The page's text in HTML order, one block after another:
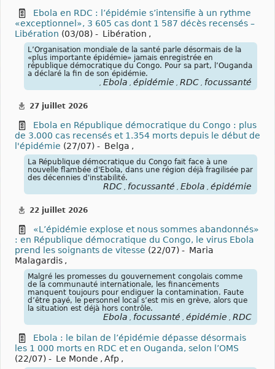
Ebola en RDC : l’épidémie s’intensifie à un rythme
«exceptionnel», 3 605 cas dont 1 587 décès recensés –
Libération (03/08) - Libération ,
L’Organisation mondiale de la santé parle désormais de la
«plus importante épidémie» jamais enregistrée en
république démocratique du Congo. Pour sa part, l’Ouganda
a déclaré la fin de son épidémie.
Ebola épidémie RDC focussanté
27 juillet 2026
Ebola en République démocratique du Congo : plus
de 3.000 cas recensés et 1.354 morts depuis le début de
l'épidémie (27/07) - Belga ,
La République démocratique du Congo fait face à une
nouvelle flambée d'Ebola, dans une région déjà fragilisée par
des décennies d'instabilité.
RDC focussanté Ebola épidémie
22 juillet 2026
«L’épidémie explose et nous sommes abandonnés»
: en République démocratique du Congo, le virus Ebola
prend les soignants de vitesse (22/07) - Maria
Malagardis ,
Malgré les promesses du gouvernement congolais comme
de la communauté internationale, les financements
manquent toujours pour endiguer la contamination. Faute
d’être payé, le personnel local s’est mis en grève, alors que
la situation est déjà hors contrôle.
Ebola focussanté épidémie RDC
Ebola : le bilan de l’épidémie dépasse désormais
les 1 000 morts en RDC et en Ouganda, selon l’OMS
(22/07) - Le Monde , Afp ,